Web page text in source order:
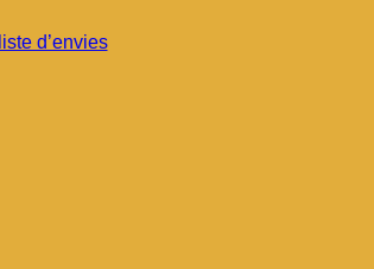
d’envies